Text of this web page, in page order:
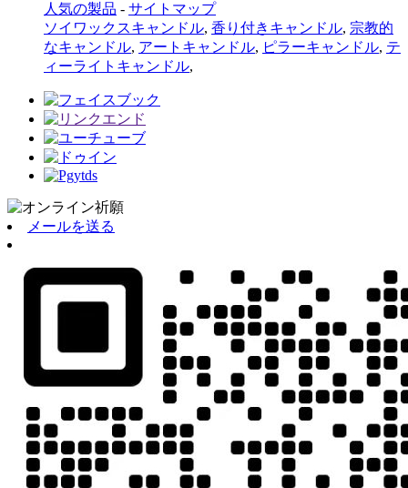
人気の製品 - サイトマップ
ソイワックスキャンドル, 香り付きキャンドル, 宗教的
なキャンドル, アートキャンドル, ピラーキャンドル, テ
ィーライトキャンドル,
メールを送る